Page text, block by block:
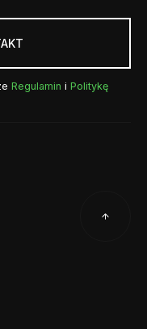
Regulamin i Politykę